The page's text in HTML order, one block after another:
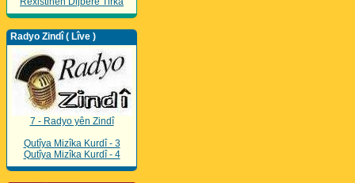
Radyo Zindî ( Lîve )
7 - Radyo yên Zindî
Qutîya Mizîka Kurdî - 3
Qutîya Mizîka Kurdî - 4